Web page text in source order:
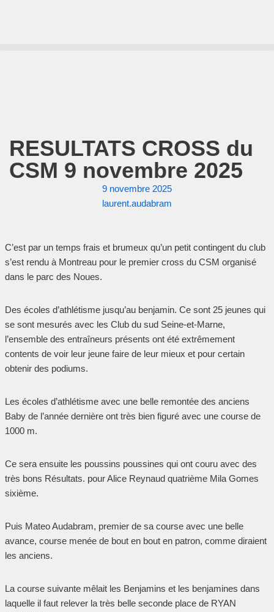
RESULTATS CROSS du
CSM 9 novembre 2025
9 novembre 2025
laurent.audabram
C’est par un temps frais et brumeux qu’un petit contingent du club
s’est rendu à Montreau pour le premier cross du CSM organisé
dans le parc des Noues.
Des écoles d’athlétisme jusqu’au benjamin. Ce sont 25 jeunes qui
se sont mesurés avec les Club du sud Seine-et-Marne,
l’ensemble des entraîneurs présents ont été extrêmement
contents de voir leur jeune faire de leur mieux et pour certain
obtenir des podiums.
Les écoles d’athlétisme avec une belle remontée des anciens
Baby de l’année dernière ont très bien figuré avec une course de
1000 m.
Ce sera ensuite les poussins poussines qui ont couru avec des
très bons Résultats. pour Alice Reynaud quatrième Mila Gomes
sixième.
Puis Mateo Audabram, premier de sa course avec une belle
avance, course menée de bout en bout en patron, comme diraient
les anciens.
La course suivante mêlait les Benjamins et les benjamines dans
laquelle il faut relever la très belle seconde place de RYAN